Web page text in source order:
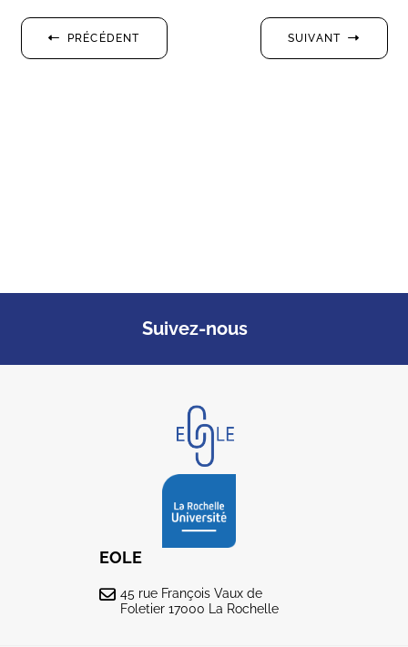
PRÉCÉDENT SUIVANT
Suivez-nous
EOLE
45 rue François Vaux de
Foletier 17000 La Rochelle